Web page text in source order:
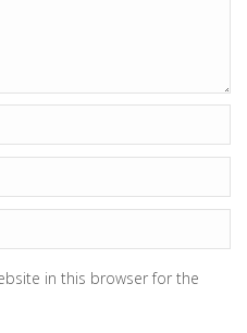
in this browser for the